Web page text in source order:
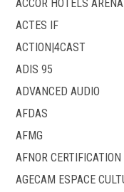
ACCOR HOTELS ARENA
ACTES IF
ACTION|4CAST
ADIS 95
ADVANCED AUDIO
AFDAS
AFMG
AFNOR CERTIFICATION
AGECAM ESPACE